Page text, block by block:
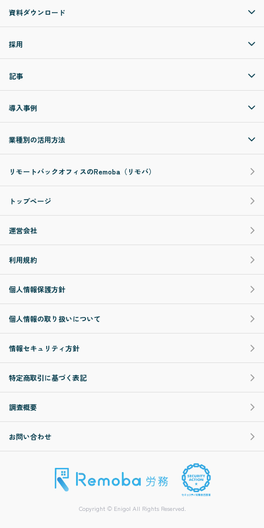
資料ダウンロード
採用
記事
導入事例
業種別の活用方法
リモートバックオフィスのRemoba（リモバ）
トップページ
運営会社
利用規約
個人情報保護方針
個人情報の取り扱いについて
情報セキュリティ方針
特定商取引に基づく表記
調査概要
お問い合わせ
Copyright © Enigol All Rights Reserved.